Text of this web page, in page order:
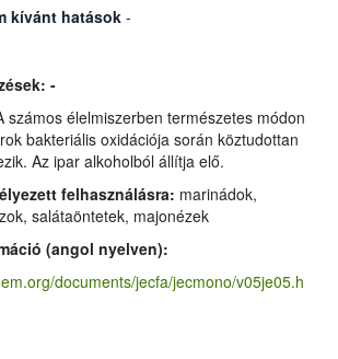
kívánt hatások -
-
számos élelmiszerben természetes módon
bakteriális oxidációja során köztudottan
Az ipar alkoholból állítja elő.
felhasználásra: marinádok,
salátaöntetek, majonézek
(angol nyelven):
documents/jecfa/jecmono/v05je05.h